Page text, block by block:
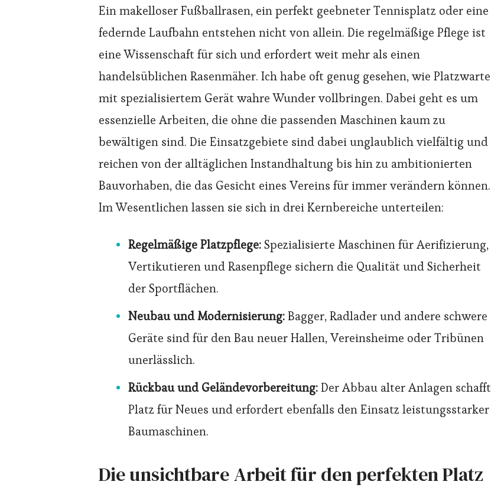
Ein makelloser Fußballrasen, ein perfekt geebneter Tennisplatz oder eine
federnde Laufbahn entstehen nicht von allein. Die regelmäßige Pflege ist
eine Wissenschaft für sich und erfordert weit mehr als einen
handelsüblichen Rasenmäher. Ich habe oft genug gesehen, wie Platzwarte
mit spezialisiertem Gerät wahre Wunder vollbringen. Dabei geht es um
essenzielle Arbeiten, die ohne die passenden Maschinen kaum zu
bewältigen sind. Die Einsatzgebiete sind dabei unglaublich vielfältig und
reichen von der alltäglichen Instandhaltung bis hin zu ambitionierten
Bauvorhaben, die das Gesicht eines Vereins für immer verändern können.
Im Wesentlichen lassen sie sich in drei Kernbereiche unterteilen:
Regelmäßige Platzpflege:Spezialisierte Maschinen für Aerifizierung,
Vertikutieren und Rasenpflege sichern die Qualität und Sicherheit
der Sportflächen.
Neubau und Modernisierung:Bagger, Radlader und andere schwere
Geräte sind für den Bau neuer Hallen, Vereinsheime oder Tribünen
unerlässlich.
Rückbau und Geländevorbereitung:Der Abbau alter Anlagen schafft
Platz für Neues und erfordert ebenfalls den Einsatz leistungsstarker
Baumaschinen.
Die unsichtbare Arbeit für den perfekten Platz